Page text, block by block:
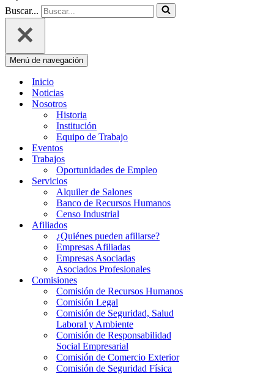
Buscar...
Menú de navegación
Inicio
Noticias
Nosotros
Historia
Institución
Equipo de Trabajo
Eventos
Trabajos
Oportunidades de Empleo
Servicios
Alquiler de Salones
Banco de Recursos Humanos
Censo Industrial
Afiliados
¿Quiénes pueden afiliarse?
Empresas Afiliadas
Empresas Asociadas
Asociados Profesionales
Comisiones
Comisión de Recursos Humanos
Comisión Legal
Comisión de Seguridad, Salud
Laboral y Ambiente
Comisión de Responsabilidad
Social Empresarial
Comisión de Comercio Exterior
Comisión de Seguridad Física